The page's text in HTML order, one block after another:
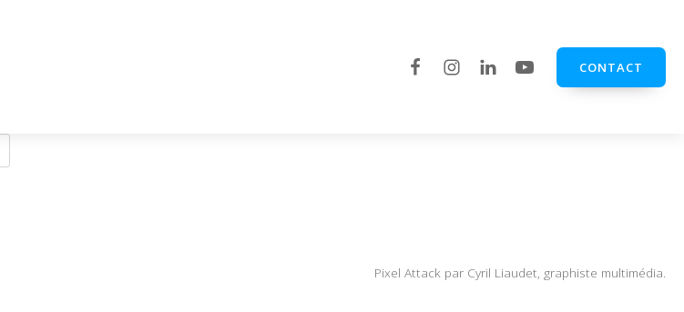
CONTACT
Pixel Attack par Cyril Liaudet, graphiste multimédia.